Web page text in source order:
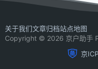
关于我们文章归档站点地图
Copyright © 2026 京户助手
京